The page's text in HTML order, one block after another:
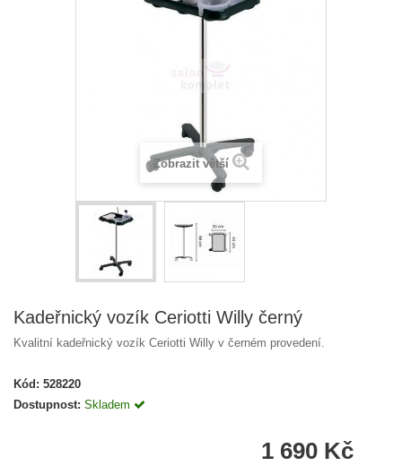
Zobrazit větší
Kadeřnický vozík Ceriotti Willy černý
Kvalitní kadeřnický vozík Ceriotti Willy v černém provedení.
Kód: 528220
Dostupnost: Skladem
1 690 Kč